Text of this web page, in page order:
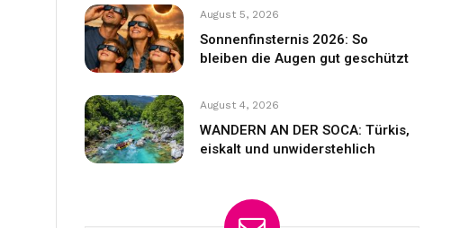
August 5, 2026
Sonnenfinsternis 2026: So
bleiben die Augen gut geschützt
August 4, 2026
WANDERN AN DER SOCA: Türkis,
eiskalt und unwiderstehlich